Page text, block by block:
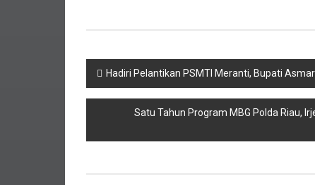
Navigasi
pos
Hadiri Pelantikan PSMTI Meranti, Bupati
Satu Tahun Program MBG Polda Riau,